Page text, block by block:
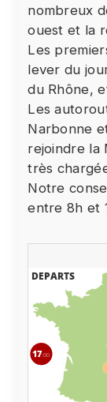
nombreux
ouest et la
Les
lever du
du Rhône,
Les
Narbonne
rejoindre la
très
Notre
entre 8h et